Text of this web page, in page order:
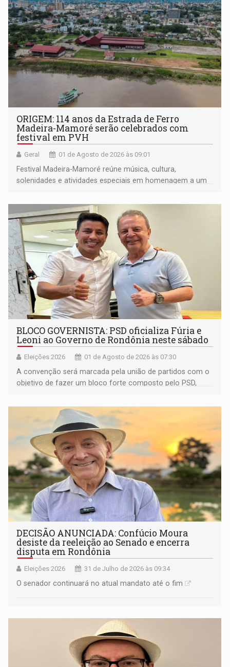
muito mais
ORIGEM: 114 anos da Estrada de Ferro
Madeira-Mamoré serão celebrados com
festival em PVH
Geral 01 de Agosto de 2026 às 09:01
Festival Madeira-Mamoré reúne música, cultura,
solenidades e atividades especiais em homenagem a um
Amazônia
BLOCO GOVERNISTA: PSD oficializa Fúria e
Leoni ao Governo de Rondônia neste sábado
Eleições 2026 01 de Agosto de 2026 às 07:30
A convenção será marcada pela união de partidos com o
objetivo de fazer um bloco forte composto pelo PSD,
DECISÃO ANUNCIADA: Confúcio Moura
desiste da reeleição ao Senado e encerra
disputa em Rondônia
Eleições 2026 31 de Julho de 2026 às 09:34
O senador continuará no atual mandato até o fim